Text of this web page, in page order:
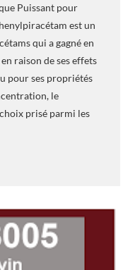
Puissant pour
est un
qui a gagné en
raison de ses effets
pour ses propriétés
le
prisé parmi les